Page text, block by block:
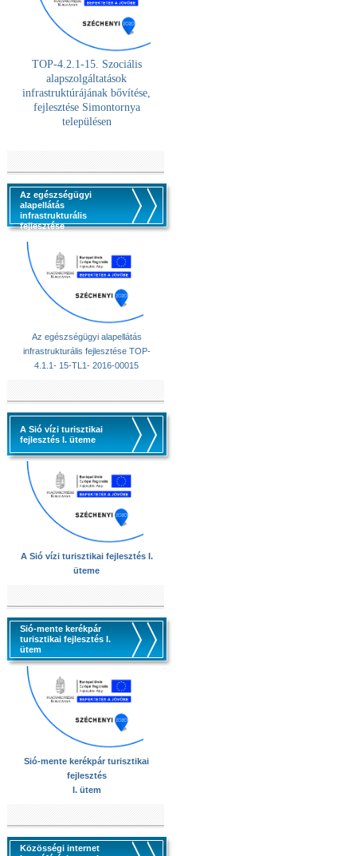
TOP-4.2.1-15. Szociális
alapszolgáltatások
infrastruktúrájának bővítése,
fejlesztése Simontornya
településen
Az egészségügyi
alapellátás
infrastrukturális
fejlesztése
Az egészségügyi alapellátás
infrastrukturális fejlesztése TOP-
4.1.1- 15-TL1- 2016-00015
A Sió vízi turisztikai
fejlesztés I. üteme
A Sió vízi turisztikai fejlesztés I.
üteme
Sió-mente kerékpár
turisztikai fejlesztés I.
ütem
Sió-mente kerékpár turisztikai
fejlesztés
I. ütem
Közösségi internet